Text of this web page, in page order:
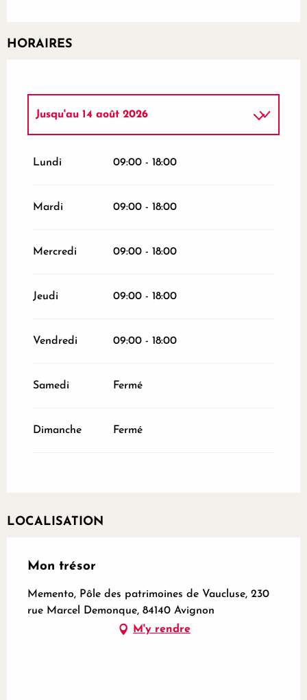
HORAIRES
Jusqu'au 14 août 2026
16 août 2026
Lundi 09:00 - 18:00
Mardi 09:00 - 18:00
Mercredi 09:00 - 18:00
Jeudi 09:00 - 18:00
Vendredi 09:00 - 18:00
Samedi Fermé
Dimanche Fermé
LOCALISATION
Mon trésor
Memento, Pôle des patrimoines de Vaucluse, 230
rue Marcel Demonque, 84140 Avignon
M'y rendre